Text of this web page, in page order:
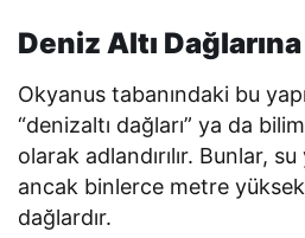
Deniz Altı
Okyanus tabanındaki bu
“denizaltı dağları” ya da
olarak adlandırılır. Bunlar,
ancak binlerce metre
dağlardır.